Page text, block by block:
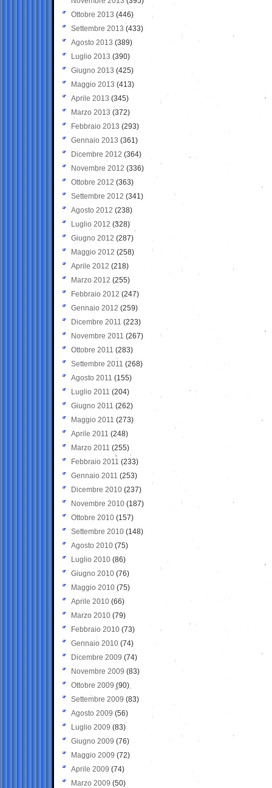
Ottobre 2013 (446)
Settembre 2013 (433)
Agosto 2013 (389)
Luglio 2013 (390)
Giugno 2013 (425)
Maggio 2013 (413)
Aprile 2013 (345)
Marzo 2013 (372)
Febbraio 2013 (293)
Gennaio 2013 (361)
Dicembre 2012 (364)
Novembre 2012 (336)
Ottobre 2012 (363)
Settembre 2012 (341)
Agosto 2012 (238)
Luglio 2012 (328)
Giugno 2012 (287)
Maggio 2012 (258)
Aprile 2012 (218)
Marzo 2012 (255)
Febbraio 2012 (247)
Gennaio 2012 (259)
Dicembre 2011 (223)
Novembre 2011 (267)
Ottobre 2011 (283)
Settembre 2011 (268)
Agosto 2011 (155)
Luglio 2011 (204)
Giugno 2011 (262)
Maggio 2011 (273)
Aprile 2011 (248)
Marzo 2011 (255)
Febbraio 2011 (233)
Gennaio 2011 (253)
Dicembre 2010 (237)
Novembre 2010 (187)
Ottobre 2010 (157)
Settembre 2010 (148)
Agosto 2010 (75)
Luglio 2010 (86)
Giugno 2010 (76)
Maggio 2010 (75)
Aprile 2010 (66)
Marzo 2010 (79)
Febbraio 2010 (73)
Gennaio 2010 (74)
Dicembre 2009 (74)
Novembre 2009 (83)
Ottobre 2009 (90)
Settembre 2009 (83)
Agosto 2009 (56)
Luglio 2009 (83)
Giugno 2009 (76)
Maggio 2009 (72)
Aprile 2009 (74)
Marzo 2009 (50)